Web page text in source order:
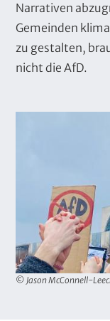
Narrativen
Gemeinden
zu gestalten,
nicht die AfD.
© Jason McConnell-